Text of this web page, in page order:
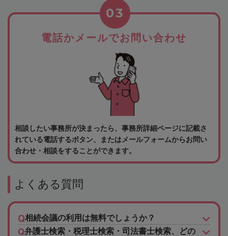
電話かメールでお問い合わせ
03
相談したい事務所が決まったら、事務所詳細ページに記載さ
れている電話するボタン、またはメールフォームからお問い
合わせ・相談をすることができます。
よくある質問
相続会議の利用は無料でしょうか？
弁護士検索・税理士検索・司法書士検索、どの